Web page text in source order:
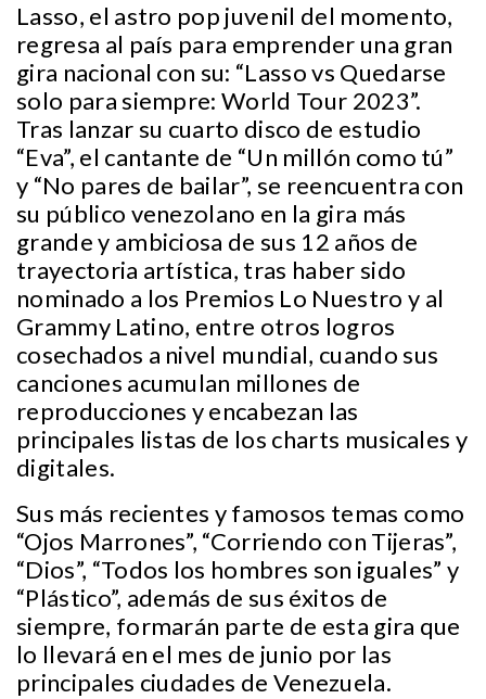
Lasso, el astro pop juvenil del momento,
regresa al país para emprender una gran
gira nacional con su: “Lasso vs Quedarse
solo para siempre: World Tour 2023”.
Tras lanzar su cuarto disco de estudio
“Eva”, el cantante de “Un millón como tú”
y “No pares de bailar”, se reencuentra con
su público venezolano en la gira más
grande y ambiciosa de sus 12 años de
trayectoria artística, tras haber sido
nominado a los Premios Lo Nuestro y al
Grammy Latino, entre otros logros
cosechados a nivel mundial, cuando sus
canciones acumulan millones de
reproducciones y encabezan las
principales listas de los charts musicales y
digitales.
Sus más recientes y famosos temas como
“Ojos Marrones”, “Corriendo con Tijeras”,
“Dios”, “Todos los hombres son iguales” y
“Plástico”, además de sus éxitos de
siempre, formarán parte de esta gira que
lo llevará en el mes de junio por las
principales ciudades de Venezuela.